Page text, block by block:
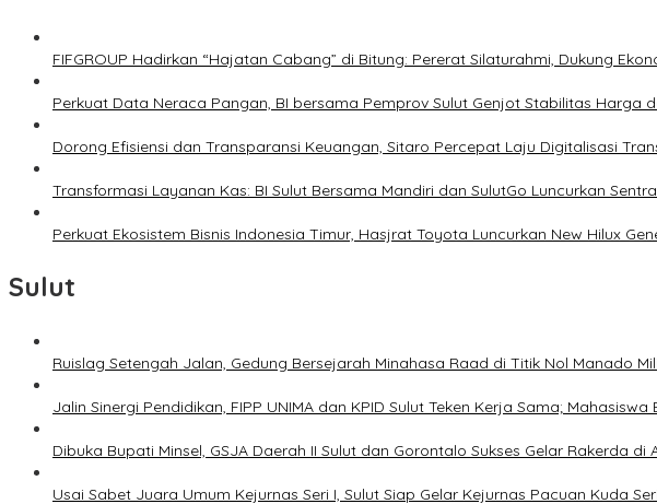
FIFGROUP Hadirkan “Hajatan Cabang” di Bitung: Pererat Silaturahmi, Dukung
Perkuat Data Neraca Pangan, BI bersama Pemprov Sulut Genjot Stabilitas Harga
Dorong Efisiensi dan Transparansi Keuangan, Sitaro Percepat Laju Digitalisasi
Transformasi Layanan Kas: BI Sulut Bersama Mandiri dan SulutGo Luncurkan
Perkuat Ekosistem Bisnis Indonesia Timur, Hasjrat Toyota Luncurkan New Hilux
Sulut
Ruislag Setengah Jalan, Gedung Bersejarah Minahasa Raad di Titik Nol Manado
Jalin Sinergi Pendidikan, FIPP UNIMA dan KPID Sulut Teken Kerja Sama;
Dibuka Bupati Minsel, GSJA Daerah II Sulut dan Gorontalo Sukses Gelar Rakerda di
Usai Sabet Juara Umum Kejurnas Seri I, Sulut Siap Gelar Kejurnas Pacuan Kuda